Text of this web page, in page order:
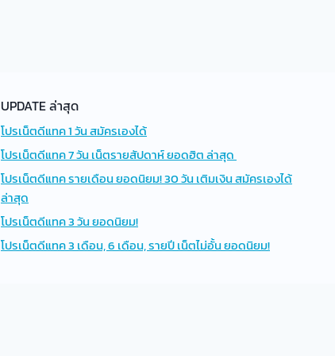
UPDATE ล่าสุด
โปรเน็ตดีแทค 1 วัน สมัครเองได้
โปรเน็ตดีแทค 7 วัน เน็ตรายสัปดาห์ ยอดฮิต ล่าสุด
โปรเน็ตดีแทค รายเดือน ยอดนิยม! 30 วัน เติมเงิน สมัครเองได้
ล่าสุด
โปรเน็ตดีแทค 3 วัน ยอดนิยม!
โปรเน็ตดีแทค 3 เดือน, 6 เดือน, รายปี เน็ตไม่อั้น ยอดนิยม!